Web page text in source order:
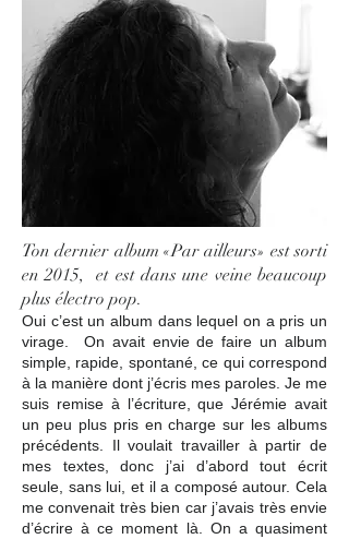
Ton dernier album «Par ailleurs» est sorti
en 2015, et est dans une veine beaucoup
plus électro pop.
Oui c’est un album dans lequel on a pris un
virage. On avait envie de faire un album
simple, rapide, spontané, ce qui correspond
à la manière dont j’écris mes paroles. Je me
suis remise à l’écriture, que Jérémie avait
un peu plus pris en charge sur les albums
précédents. Il voulait travailler à partir de
mes textes, donc j’ai d’abord tout écrit
seule, sans lui, et il a composé autour. Cela
me convenait très bien car j’avais très envie
d’écrire à ce moment là. On a quasiment